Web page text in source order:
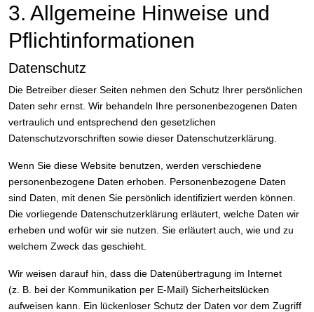
3. Allgemeine Hinweise und
Pflicht­informationen
Datenschutz
Die Betreiber dieser Seiten nehmen den Schutz Ihrer persönlichen
Daten sehr ernst. Wir behandeln Ihre personenbezogenen Daten
vertraulich und entsprechend den gesetzlichen
Datenschutzvorschriften sowie dieser Datenschutzerklärung.
Wenn Sie diese Website benutzen, werden verschiedene
personenbezogene Daten erhoben. Personenbezogene Daten
sind Daten, mit denen Sie persönlich identifiziert werden können.
Die vorliegende Datenschutzerklärung erläutert, welche Daten wir
erheben und wofür wir sie nutzen. Sie erläutert auch, wie und zu
welchem Zweck das geschieht.
Wir weisen darauf hin, dass die Datenübertragung im Internet
(z. B. bei der Kommunikation per E-Mail) Sicherheitslücken
aufweisen kann. Ein lückenloser Schutz der Daten vor dem Zugriff